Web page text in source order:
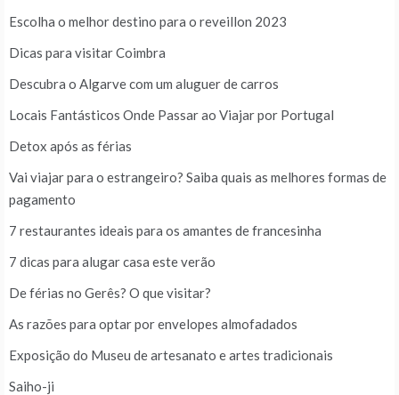
Escolha o melhor destino para o reveillon 2023
Dicas para visitar Coimbra
Descubra o Algarve com um aluguer de carros
Locais Fantásticos Onde Passar ao Viajar por Portugal
Detox após as férias
Vai viajar para o estrangeiro? Saiba quais as melhores formas de
pagamento
7 restaurantes ideais para os amantes de francesinha
7 dicas para alugar casa este verão
De férias no Gerês? O que visitar?
As razões para optar por envelopes almofadados
Exposição do Museu de artesanato e artes tradicionais
Saiho-ji